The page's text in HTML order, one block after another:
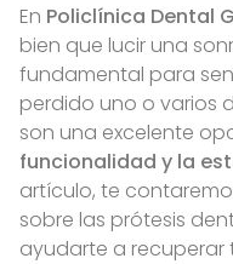
En Policlínica Dental
bien que lucir una
fundamental para
perdido uno o varios
son una excelente
funcionalidad y la
artículo, te
sobre las prótesis
ayudarte a recuperar